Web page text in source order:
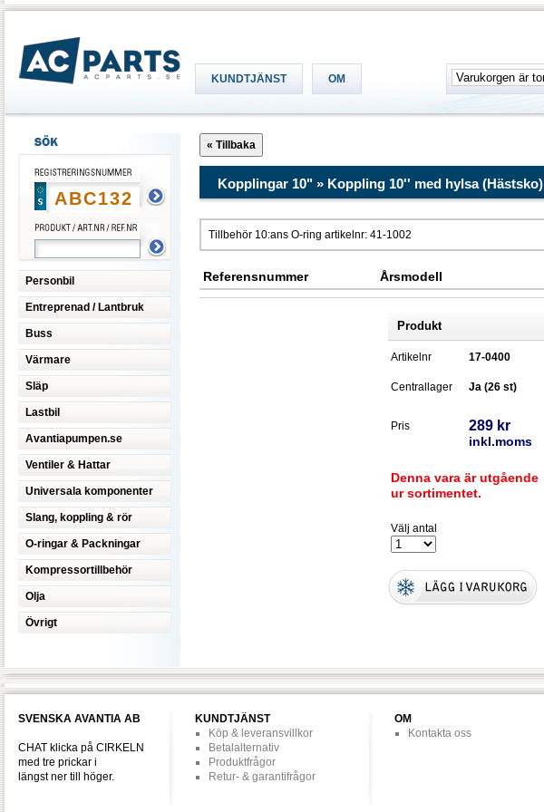
KUNDTJÄNST OM
Personbil
Entreprenad / Lantbruk
Buss
Värmare
Släp
Lastbil
Avantiapumpen.se
Ventiler & Hattar
Universala komponenter
Slang, koppling & rör
O-ringar & Packningar
Kompressortillbehör
Olja
Övrigt
Kopplingar 10" » Koppling 10'' med hylsa (Hästsko)
Tillbehör 10:ans O-ring artikelnr: 41-1002
Referensnummer Årsmodell
Produkt
Artikelnr 17-0400
Centrallager Ja (26 st)
Pris 289 kr
inkl.moms
Denna vara är utgående
ur sortimentet.
Välj antal
SVENSKA AVANTIA AB
CHAT klicka på CIRKELN
med tre prickar i
längst ner till höger.
KUNDTJÄNST
Köp & leveransvillkor
Betalalternativ
Produktfrågor
Retur- & garantifrågor
OM
Kontakta oss